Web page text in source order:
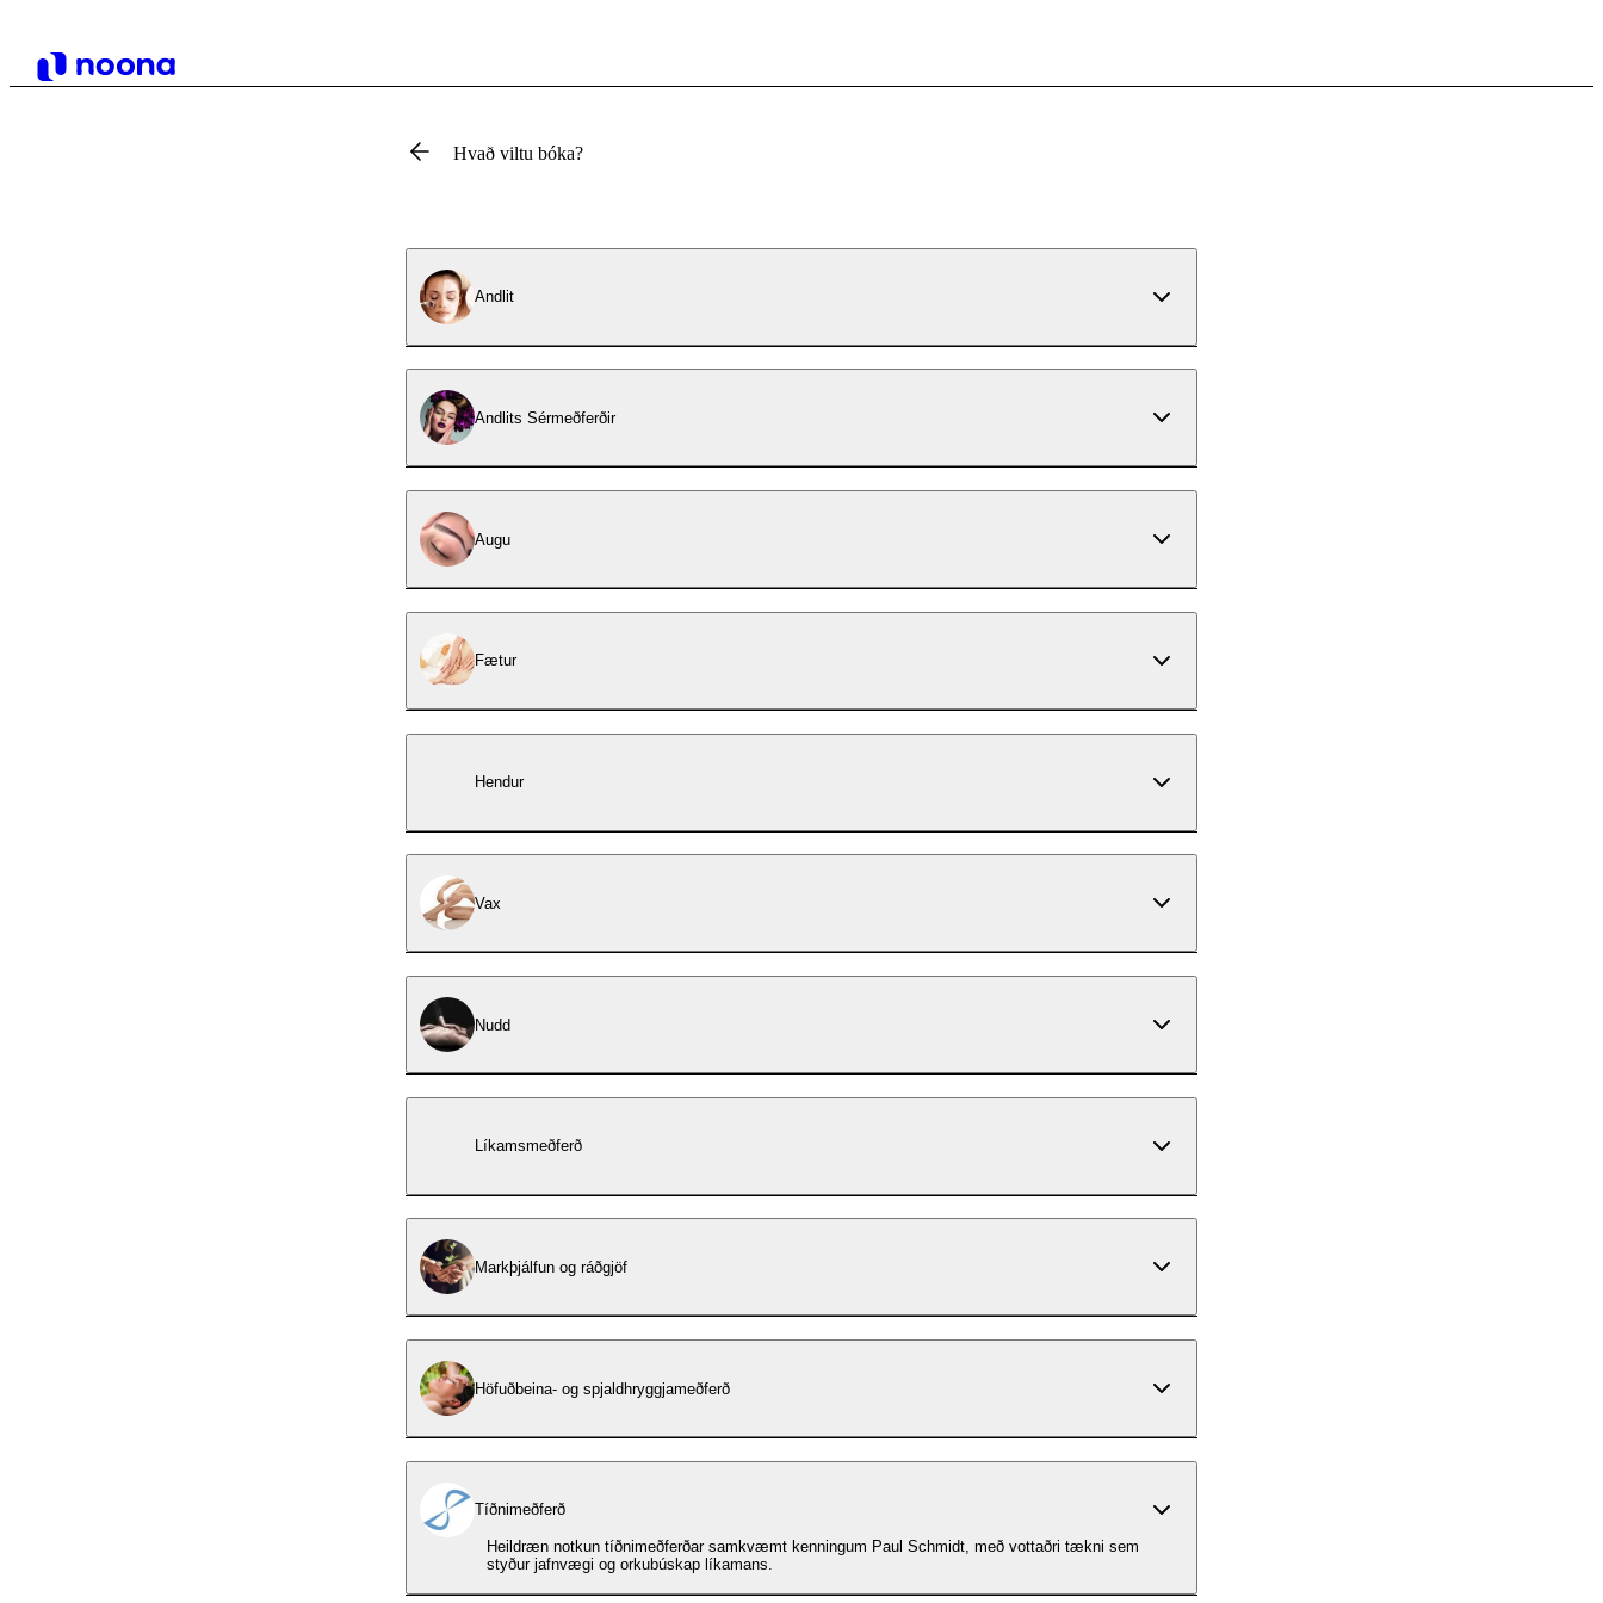
Hvað viltu bóka?
Andlit
Andlits Sérmeðferðir
Augu
Fætur
Hendur
Vax
Nudd
Líkamsmeðferð
Markþjálfun og ráðgjöf
Höfuðbeina- og spjaldhryggjameðferð
Tíðnimeðferð
Heildræn notkun tíðnimeðferðar samkvæmt kenningum Paul Schmidt, með vottaðri tækni sem
styður jafnvægi og orkubúskap líkamans.